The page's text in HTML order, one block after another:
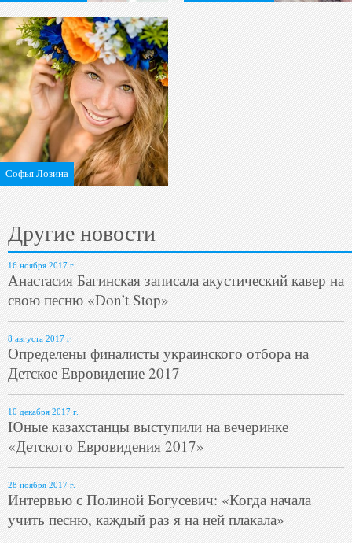
Софья Лозина
Другие новости
16 ноября 2017 г.
Анастасия Багинская записала акустический кавер на
свою песню «Don’t Stop»
8 августа 2017 г.
Определены финалисты украинского отбора на
Детское Евровидение 2017
10 декабря 2017 г.
Юные казахстанцы выступили на вечеринке
«Детского Евровидения 2017»
28 ноября 2017 г.
Интервью с Полиной Богусевич: «Когда начала
учить песню, каждый раз я на ней плакала»